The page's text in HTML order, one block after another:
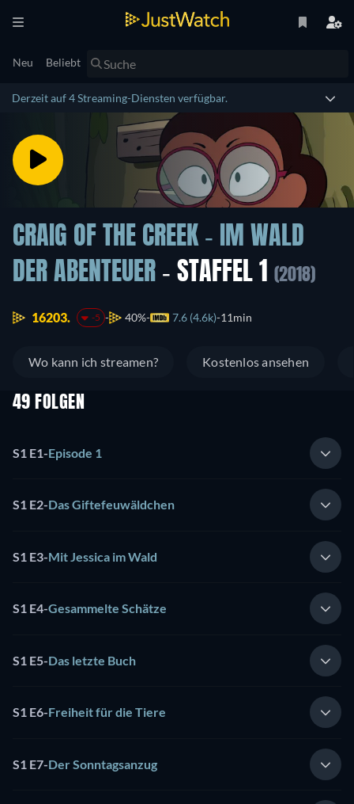
Neu Beliebt
Derzeit auf 4 Streaming-Diensten verfügbar.
CRAIG OF THE CREEK - IM WALD
DER ABENTEUER - STAFFEL 1 (2018)
16203. -5 40% 7.6 (4.6k) 11min
Wo kann ich streamen? Kostenlos ansehen
49 FOLGEN
S1 E1-Episode 1
S1 E2-Das Giftefeuwäldchen
S1 E3-Mit Jessica im Wald
S1 E4-Gesammelte Schätze
S1 E5-Das letzte Buch
S1 E6-Freiheit für die Tiere
S1 E7-Der Sonntagsanzug